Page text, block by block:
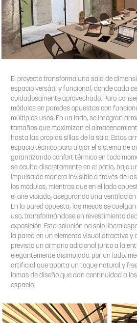
El proyecto transforma una sala de
espacio versátil y funcional, donde cada
cuidadosamente aprovechado. Para
módulos en paredes opuestas con
múltiples usos. En un lado, se integran
tamaños que maximizan el
hasta las propias sillas de la sala. Estos
espacio técnico para alojar el sistema de
garantizando confort térmico en todo
se oculta discretamente en el patio, bajo
impulsa de manera invisible a través de
los módulos, mientras que en el lado
el aire viciado, asegurando una
En la pared opuesta, las mesas se
uso, transformándose en revestimiento
exposición. Esta solución no solo libera
la pared en un elemento visual atractivo y
previsto un armario adicional junto a la
elegantemente disimulado: por un lado,
artificial que aporta un toque natural y
lamas de diseño que dan continuidad a
espacio.